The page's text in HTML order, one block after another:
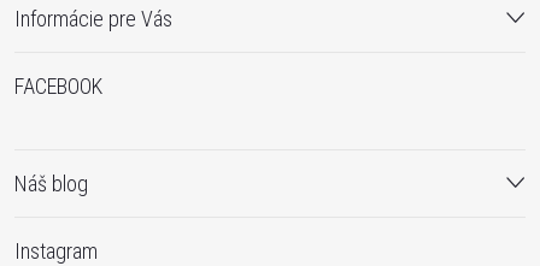
Informácie pre Vás
FACEBOOK
Náš blog
Instagram